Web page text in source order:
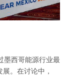
墨西哥能源行业最
。在讨论中，